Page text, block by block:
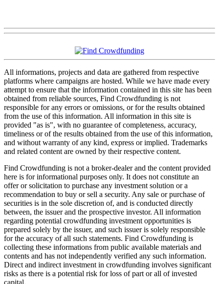
All informations, projects and data are gathered from respective
platforms where campaigns are hosted. While we have made every
attempt to ensure that the information contained in this site has been
obtained from reliable sources, Find Crowdfunding is not
responsible for any errors or omissions, or for the results obtained
from the use of this information. All information in this site is
provided "as is", with no guarantee of completeness, accuracy,
timeliness or of the results obtained from the use of this information,
and without warranty of any kind, express or implied. Trademarks
and related content are owned by their respective content.
Find Crowdfunding is not a broker-dealer and the content provided
here is for informational purposes only. It does not constitute an
offer or solicitation to purchase any investment solution or a
recommendation to buy or sell a security. Any sale or purchase of
securities is in the sole discretion of, and is conducted directly
between, the issuer and the prospective investor. All information
regarding potential crowdfunding investment opportunities is
prepared solely by the issuer, and such issuer is solely responsible
for the accuracy of all such statements. Find Crowdfunding is
collecting these informations from public available materials and
contents and has not independently verified any such information.
Direct and indirect investment in crowdfunding involves significant
risks as there is a potential risk for loss of part or all of invested
capital.